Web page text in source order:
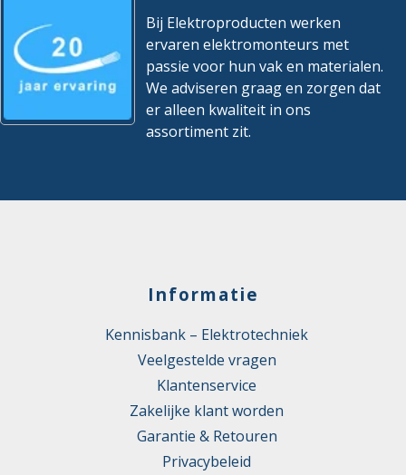
Bij Elektroproducten werken
ervaren elektromonteurs met
passie voor hun vak en materialen.
We adviseren graag en zorgen dat
er alleen kwaliteit in ons
assortiment zit.
Informatie
Kennisbank – Elektrotechniek
Veelgestelde vragen
Klantenservice
Zakelijke klant worden
Garantie & Retouren
Privacybeleid